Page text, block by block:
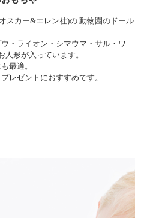
スカー&エレン社)の 動物園のドール
・ライオン・シマウマ・サル・ワ
人形が入っています。
最適。
レゼントにおすすめです。